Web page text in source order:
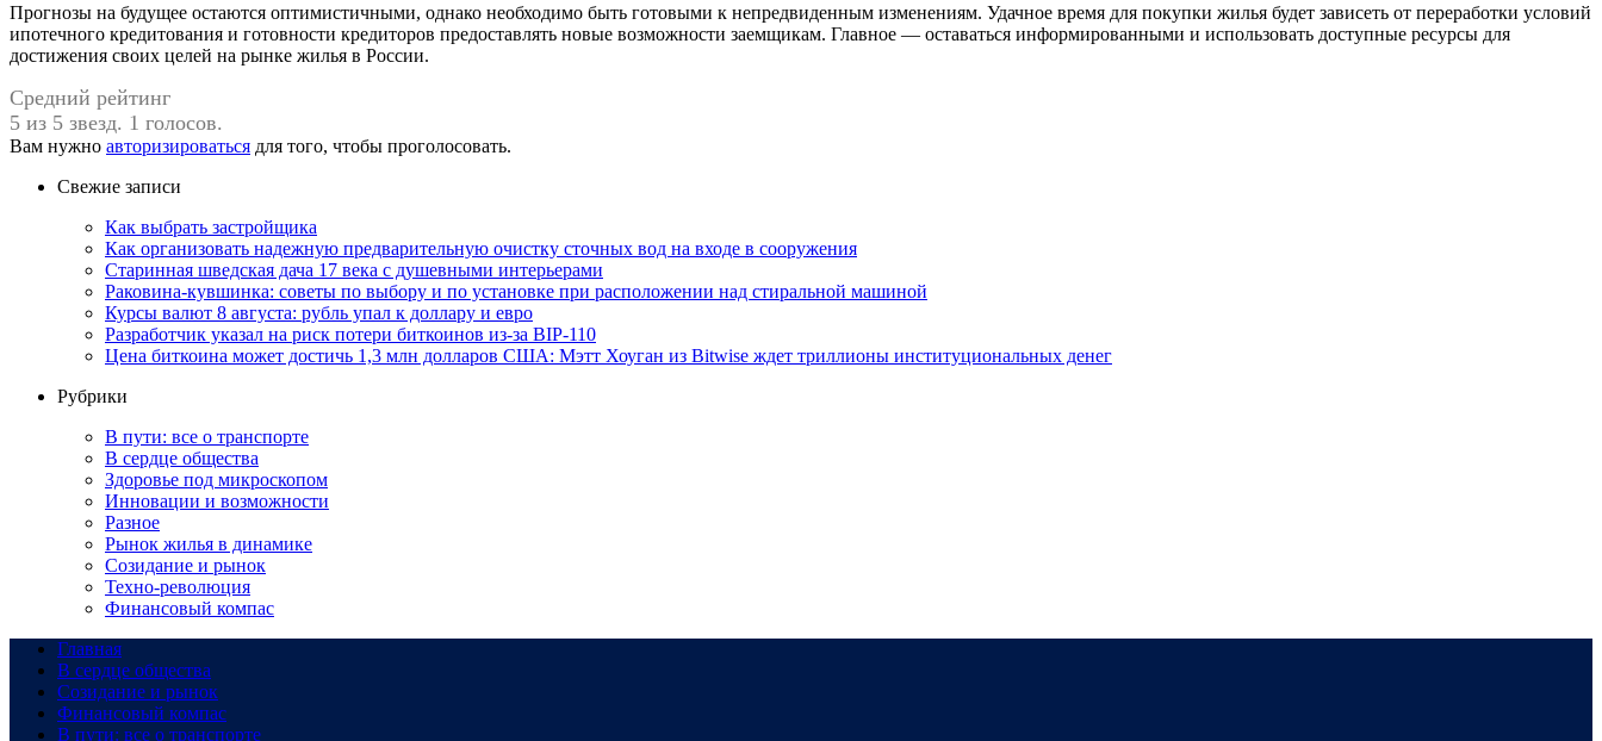
Прогнозы на будущее остаются оптимистичными, однако необходимо быть готовыми к непредвиденным изменениям. Удачное время для покупки жилья будет зависеть от переработки условий
ипотечного кредитования и готовности кредиторов предоставлять новые возможности заемщикам. Главное — оставаться информированными и использовать доступные ресурсы для
достижения своих целей на рынке жилья в России.
Средний рейтинг
5 из 5 звезд. 1 голосов.
Вам нужно авторизироваться для того, чтобы проголосовать.
Свежие записи
Как выбрать застройщика
Как организовать надежную предварительную очистку сточных вод на входе в сооружения
Старинная шведская дача 17 века с душевными интерьерами
Раковина-кувшинка: советы по выбору и по установке при расположении над стиральной машиной
Курсы валют 8 августа: рубль упал к доллару и евро
Разработчик указал на риск потери биткоинов из-за BIP-110
Цена биткоина может достичь 1,3 млн долларов США: Мэтт Хоуган из Bitwise ждет триллионы институциональных денег
Рубрики
В пути: все о транспорте
В сердце общества
Здоровье под микроскопом
Инновации и возможности
Разное
Рынок жилья в динамике
Созидание и рынок
Техно-революция
Финансовый компас
Главная
В сердце общества
Созидание и рынок
Финансовый компас
В пути: все о транспорте